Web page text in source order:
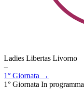
Ladies Libertas Livorno
–
1° Giornata →
1° Giornata In programma